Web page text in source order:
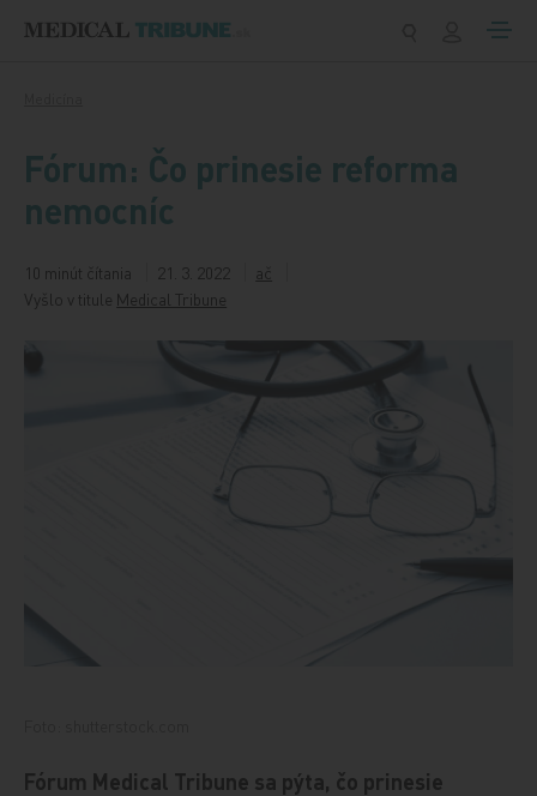
Fórum: Čo prinesie reforma
nemocníc
10 minút čítania 21. 3. 2022
ač
Vyšlo v titule Medical Tribune
Fórum Medical Tribune sa pýta, čo prinesie